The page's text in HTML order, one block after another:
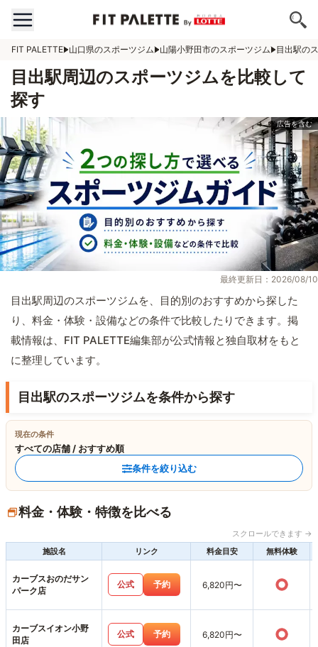
FIT PALETTE 山口県のスポーツジム 山陽小野田市のスポーツジム 目出駅の
目出駅周辺のスポーツジムを比較して
探す
最終更新日：2026/08/10
目出駅周辺のスポーツジムを、目的別のおすすめから探した
り、料金・体験・設備などの条件で比較したりできます。掲
載情報は、FIT PALETTE編集部が公式情報と独自取材をもと
に整理しています。
目出駅のスポーツジムを条件から探す
現在の条件
すべての店舗 / おすすめ順
条件を絞り込む
料金・体験・特徴を比べる
スクロールできます →
施設名
リンク 料金目安 無料体験
カーブスおのだサン
パーク店
公式 予約 6,820円〜 ○
カーブスイオン小野
田店
公式 予約 6,820円〜 ○